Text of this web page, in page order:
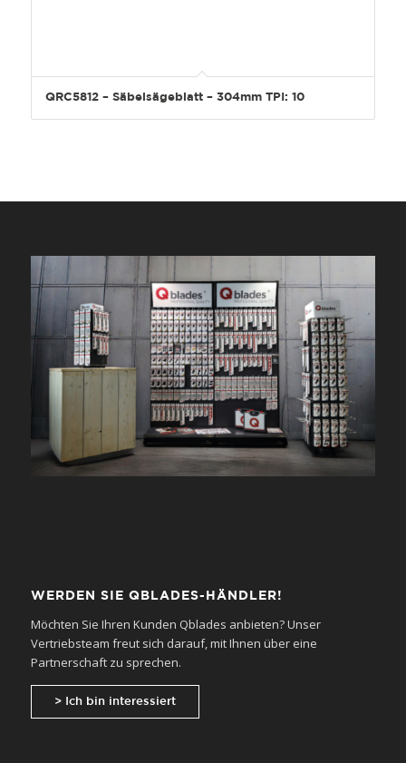
QRC5812 – Säbelsägeblatt – 304mm TPI: 10
WERDEN SIE QBLADES-HÄNDLER!
Möchten Sie Ihren Kunden Qblades anbieten? Unser
Vertriebsteam freut sich darauf, mit Ihnen über eine
Partnerschaft zu sprechen.
> Ich bin interessiert